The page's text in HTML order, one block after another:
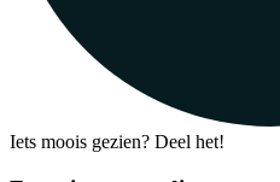
Iets moois gezien? Deel het!